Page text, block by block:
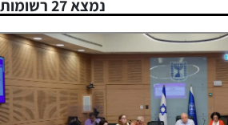
נמצא 27 רשומות